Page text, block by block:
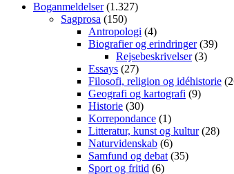
Boganmeldelser(1.327)
Sagprosa (150)
Antropologi (4)
Biografier og erindringer(39)
Rejsebeskrivelser(3)
Essays (27)
Filosofi, religion og idéhistorie
Geografi og kartografi (9)
Historie (30)
Korrepondance (1)
Litteratur, kunst og kultur(28)
Naturvidenskab (6)
Samfund og debat (35)
Sport og fritid (6)